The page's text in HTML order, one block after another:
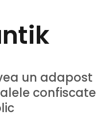
un adapost
confiscate